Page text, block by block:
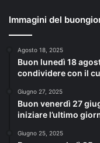
Immagini del
Agosto 18, 2025
Buon lunedì 18
condividere con il
Giugno 27, 2025
Buon venerdì 27
iniziare l’ultimo
Giugno 25, 2025